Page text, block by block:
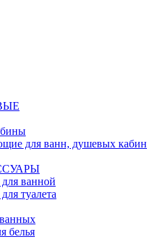
для ванн, душевых кабин
ванной
туалета
белья